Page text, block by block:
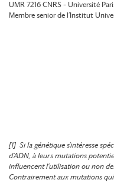
UMR 7216 CNRS – Université
Membre senior de l’Institut
[1] Si la génétique s’intéresse
d’ADN, à leurs mutations
influencent l’utilisation ou non
Contrairement aux mutations qui